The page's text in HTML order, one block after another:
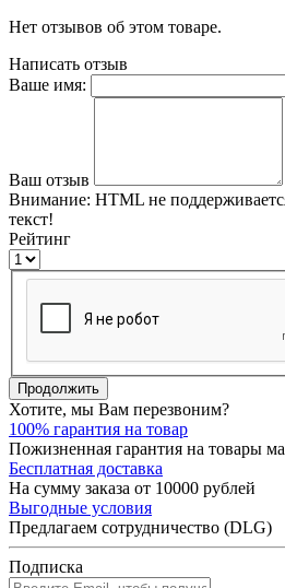
Нет отзывов об этом товаре.
Написать отзыв
Ваше имя:
Ваш отзыв
Внимание: HTML не
текст!
Рейтинг
Продолжить
Хотите, мы Вам перезвоним?
100% гарантия на товар
Пожизненная гарантия на товары
Бесплатная доставка
На сумму заказа от 10000 рублей
Выгодные условия
Предлагаем сотрудничество (DLG)
Подписка